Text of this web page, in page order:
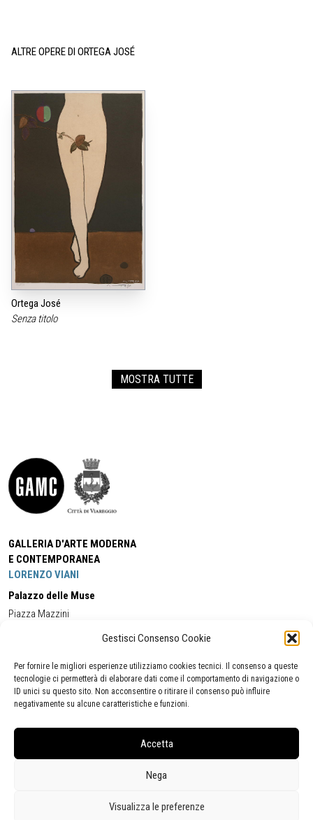
Gestisci Consenso Cookie
Per fornire le migliori esperienze utilizziamo cookies tecnici. Il consenso a queste
tecnologie ci permetterà di elaborare dati come il comportamento di navigazione o
ID unici su questo sito. Non acconsentire o ritirare il consenso può influire
negativamente su alcune caratteristiche e funzioni.
Accetta
Nega
Visualizza le preferenze
ALTRE OPERE DI ORTEGA JOSÉ
Ortega José
Senza titolo
MOSTRA TUTTE
GALLERIA D'ARTE MODERNA
E CONTEMPORANEA
LORENZO VIANI
Palazzo delle Muse
Piazza Mazzini
Cell:+39 338 5714978 (orario apertura Galleria)
Tel:
+39 0584 944580
(orario 09.00/13.00)
Email:gamc@comune.viareggio.lu.it
Segnalazione di inaccessibilità